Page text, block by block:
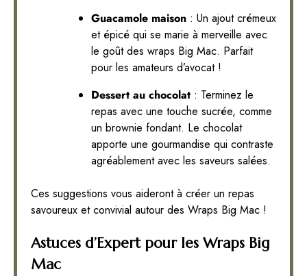
Guacamole maison : Un ajout crémeux
et épicé qui se marie à merveille avec
le goût des wraps Big Mac. Parfait
pour les amateurs d’avocat !
Dessert au chocolat : Terminez le
repas avec une touche sucrée, comme
un brownie fondant. Le chocolat
apporte une gourmandise qui contraste
agréablement avec les saveurs salées.
Ces suggestions vous aideront à créer un repas
savoureux et convivial autour des Wraps Big Mac !
Astuces d’Expert pour les Wraps Big
Mac